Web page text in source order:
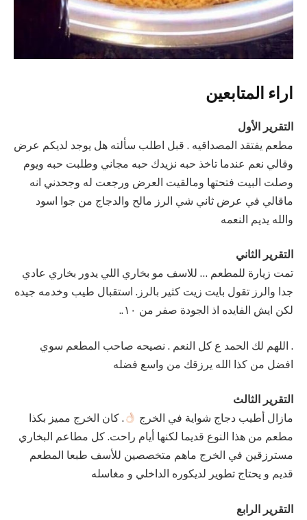
اراء المتابعين
التقرير الأول
مطعم يفتقد المصداقيه . قبل اطلب سألته هل يوجد لديكم عرض
وقالي نعم عندما تاخذ حبه نزيدك حبه مجاني وطلبت حبه ويوم
وصلت البيت فتحتها ومالقيت العرض ورجعت له وجحدني انه
ماقالي في عرض ثاني شي الرز مالح والدجاج من جوا اسود
والله يديم النعمه
التقرير الثاني
تمت زيارة للمطعم … للاسف مو بخاري اللي يدور بخاري عادي
جدا والرز تقول بايت زيت كثير بالرز. استقبال طيب وخدمه جيده
لكن ايش الفايده اذ الجودة صفر من ١٠..
. اللهم لك الحمد ع كل النعم . نصيحه صاحب المطعم سوي
افضل من كذا الله يرزقك من واسع فضله
التقرير الثالث
مازال أطيب دجاج شواية في الخرج ⁦
⁩. كان الخرج مميز بكذا
مطعم من هذا النوع قديما لكنها أيام راحت. كل مطاعم البخاري
مسترزقين في الخرج ماهم متخصصين للأسف طبعا المطعم
قديم و يحتاج تطوير لديكوره الداخلي و مغاسله
التقرير الرابع